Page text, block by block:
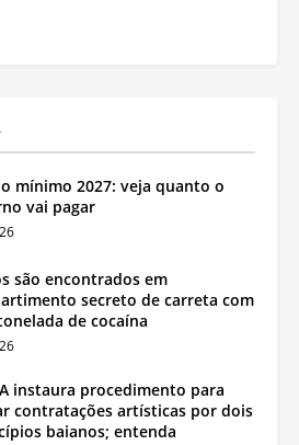
mínimo 2027: veja quanto o
vai pagar
são encontrados em
secreto de carreta com
de cocaína
instaura procedimento para
contratações artísticas por dois
baianos; entenda